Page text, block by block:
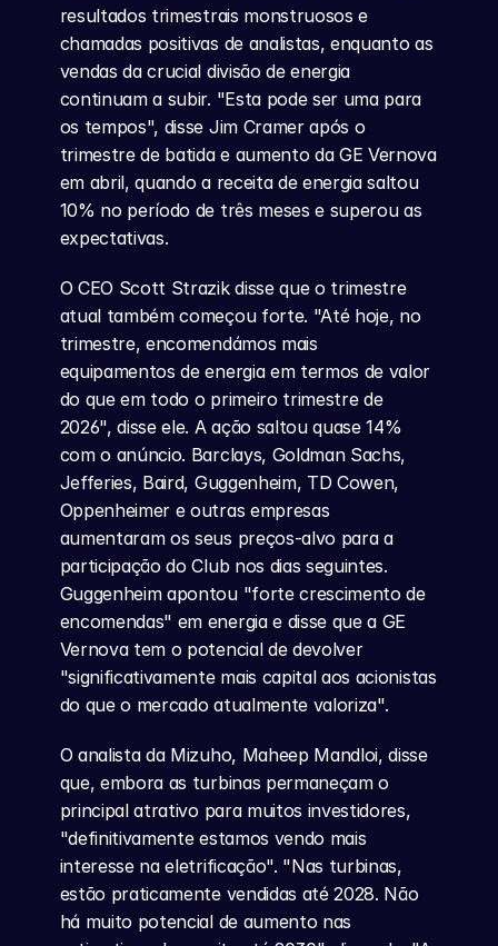
resultados trimestrais monstruosos e
chamadas positivas de analistas, enquanto as
vendas da crucial divisão de energia
continuam a subir. "Esta pode ser uma para
os tempos", disse Jim Cramer após o
trimestre de batida e aumento da GE Vernova
em abril, quando a receita de energia saltou
10% no período de três meses e superou as
expectativas.
O CEO Scott Strazik disse que o trimestre
atual também começou forte. "Até hoje, no
trimestre, encomendámos mais
equipamentos de energia em termos de valor
do que em todo o primeiro trimestre de
2026", disse ele. A ação saltou quase 14%
com o anúncio. Barclays, Goldman Sachs,
Jefferies, Baird, Guggenheim, TD Cowen,
Oppenheimer e outras empresas
aumentaram os seus preços-alvo para a
participação do Club nos dias seguintes.
Guggenheim apontou "forte crescimento de
encomendas" em energia e disse que a GE
Vernova tem o potencial de devolver
"significativamente mais capital aos acionistas
do que o mercado atualmente valoriza".
O analista da Mizuho, Maheep Mandloi, disse
que, embora as turbinas permaneçam o
principal atrativo para muitos investidores,
"definitivamente estamos vendo mais
interesse na eletrificação". "Nas turbinas,
estão praticamente vendidas até 2028. Não
há muito potencial de aumento nas